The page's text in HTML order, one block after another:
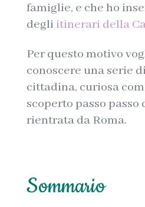
famiglie, e che ho
degli itinerari della
Per questo motivo
conoscere una serie
cittadina, curiosa
scoperto passo passo
rientrata da Roma.
Sommario